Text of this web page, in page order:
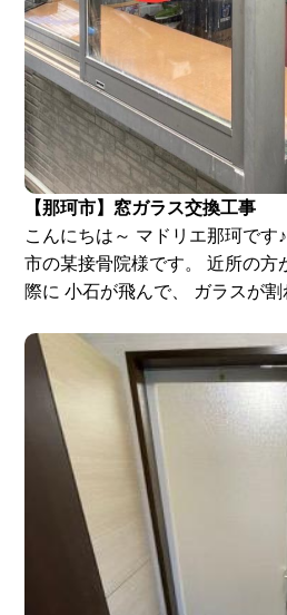
【那珂市】窓ガラス交換工事
こんにちは～ マドリエ那珂です
市の某接骨院様です。 近所の方
際に 小石が飛んで、 ガラスが